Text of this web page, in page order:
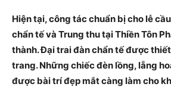
Hiện tại, công tác chuẩn bị cho lễ
chẩn tế và Trung thu tại Thiền Tôn
thành. Đại trai đàn chẩn tế được
trang. Những chiếc đèn lồng, lẵng
được bài trí đẹp mắt càng làm cho